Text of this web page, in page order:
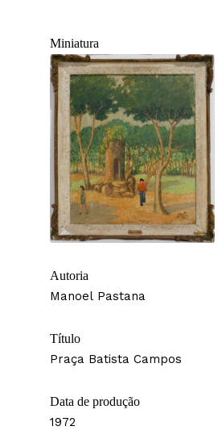
Miniatura
Autoria
Manoel Pastana
Título
Praça Batista Campos
Data de produção
1972